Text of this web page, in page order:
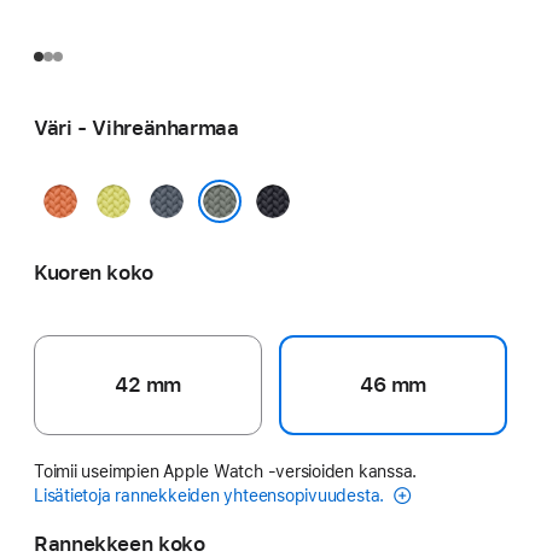
Väri - Vihreänharmaa
KurkumaNeonkeltainen
Ankkurinsininen
Keskiyö
Kuoren koko
42 mm 46 mm
Toimii useimpien Apple Watch ‑versioiden kanssa.
Lisätietoja rannekkeiden yhteensopivuudesta.
Rannekkeen koko